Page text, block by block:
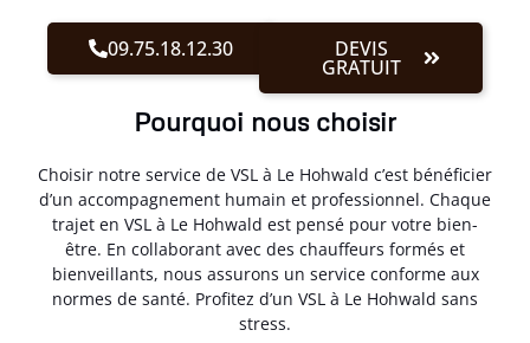
09.75.18.12.30 DEVIS
GRATUIT
Pourquoi nous choisir
Choisir notre service de VSL à Le Hohwald c’est bénéficier
d’un accompagnement humain et professionnel. Chaque
trajet en VSL à Le Hohwald est pensé pour votre bien-
être. En collaborant avec des chauffeurs formés et
bienveillants, nous assurons un service conforme aux
normes de santé. Profitez d’un VSL à Le Hohwald sans
stress.